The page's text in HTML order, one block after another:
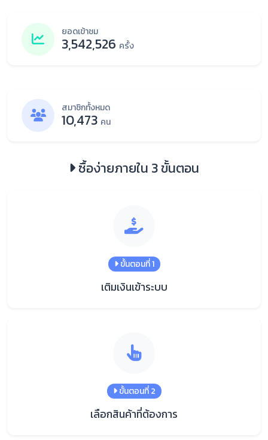
ยอดเข้าชม
3,542,526 ครั้ง
สมาชิกทั้งหมด
10,473 คน
ซื้อง่ายภายใน 3 ขั้นตอน
ขั้นตอนที่ 1
เติมเงินเข้าระบบ
ขั้นตอนที่ 2
เลือกสินค้าที่ต้องการ